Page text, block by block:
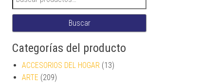
Buscar
Categorías del producto
ACCESORIOS DEL HOGAR (13)
ARTE (209)